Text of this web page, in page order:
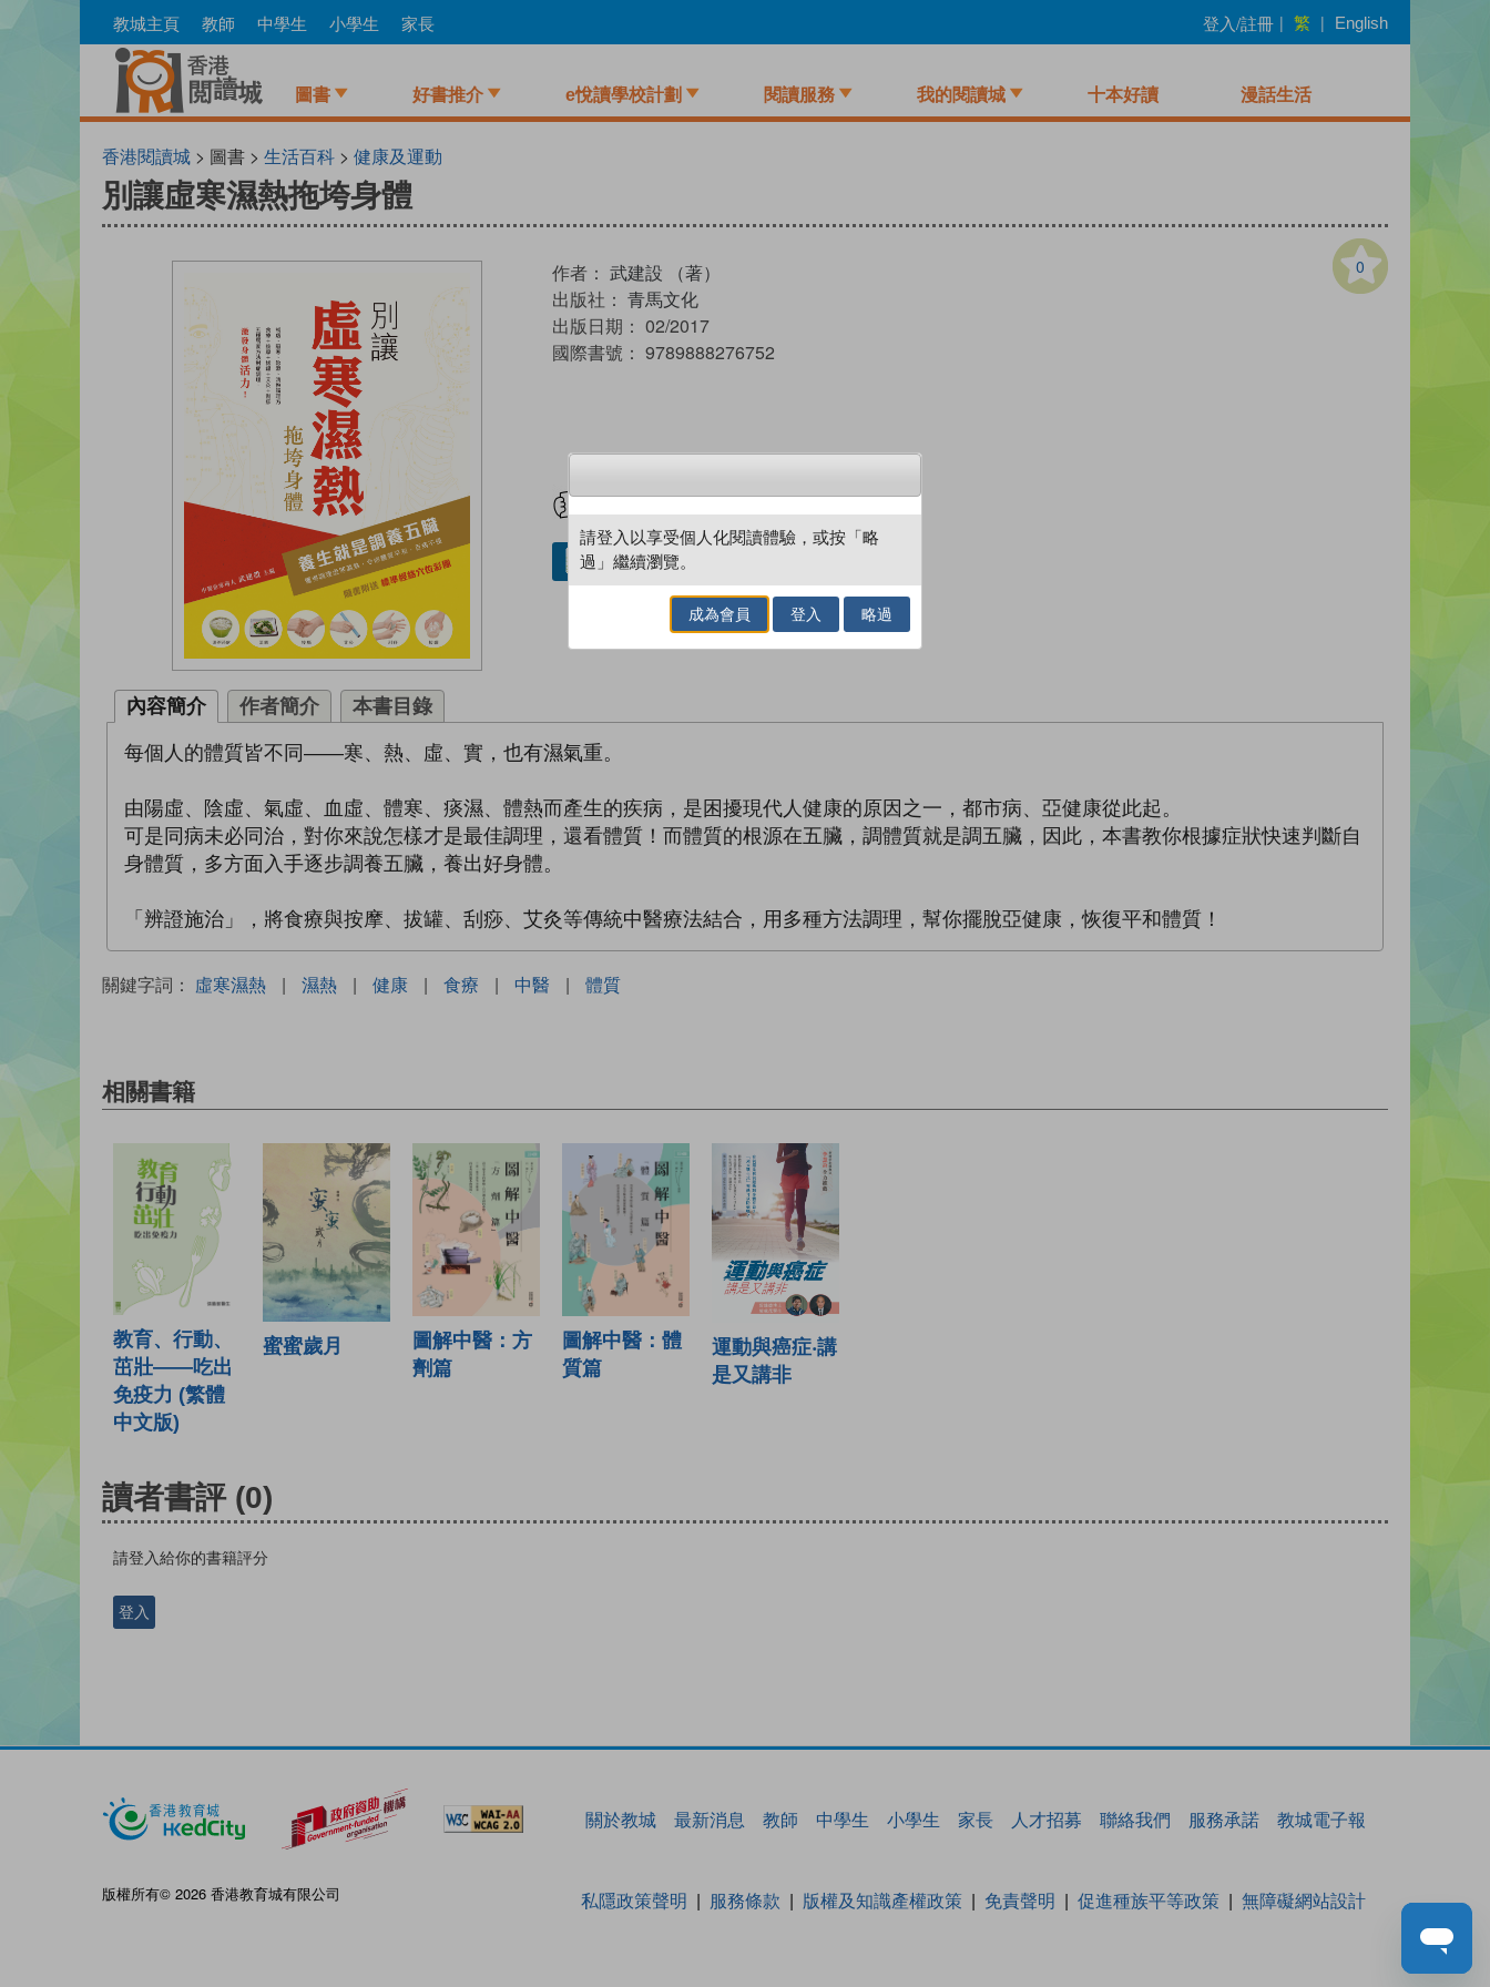
to
教城主頁 教師 中學生 小學生 家長 登入/註冊 | 繁 | English
圖書 好書推介 e悅讀學校計劃 閱讀服務 我的閱讀城 十本好讀 漫話生活
香港閱讀城 > 圖書 > 生活百科 > 健康及運動
別讓虛寒濕熱拖垮身體
0
作者： 武建設 （著）
出版社： 青馬文化
出版日期： 02/2017
國際書號： 9789888276752
借閱實體書
內容簡介 作者簡介 本書目錄
每個人的體質皆不同——寒、熱、虛、實，也有濕氣重。
由陽虛、陰虛、氣虛、血虛、體寒、痰濕、體熱而產生的疾病，是困擾現代人健康的原因之一，都市病、亞健康從此起。
可是同病未必同治，對你來說怎樣才是最佳調理，還看體質！而體質的根源在五臟，調體質就是調五臟，因此，本書教你根據症狀快速判斷自
身體質，多方面入手逐步調養五臟，養出好身體。
「辨證施治」，將食療與按摩、拔罐、刮痧、艾灸等傳統中醫療法結合，用多種方法調理，幫你擺脫亞健康，恢復平和體質！
關鍵字詞： 虛寒濕熱 | 濕熱 | 健康 | 食療 | 中醫 | 體質
相關書籍
教育、行動、
茁壯——吃出
免疫力 (繁體
中文版)
蜜蜜歲月
圖解中醫：方
劑篇
圖解中醫：體
質篇
運動與癌症‧講
是又講非
讀者書評 (0)
請登入給你的書籍評分
登入
關於教城 最新消息 教師 中學生 小學生 家長 人才招募 聯絡我們 服務承諾 教城電子報
版權所有© 2026 香港教育城有限公司 私隱政策聲明 服務條款 版權及知識產權政策 免責聲明 促進種族平等政策 無障礙網站設計
請登入以享受個人化閱讀體驗，或按「略
過」繼續瀏覽。
成為會員 登入 略過